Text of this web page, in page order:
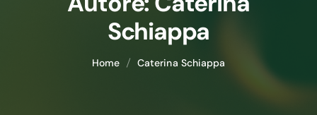
Schiappa
Home Caterina Schiappa